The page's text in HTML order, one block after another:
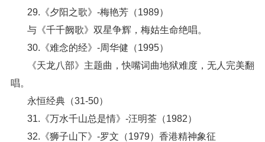
29.《夕阳之歌》-梅艳芳（1989）
与《千千阙歌》双星争辉，梅姑生命绝唱。
30.《难念的经》-周华健（1995）
《天龙八部》主题曲，快嘴词曲地狱难度，无人完美翻
唱。
永恒经典（31-50）
31.《万水千山总是情》-汪明荃（1982）
32.《狮子山下》-罗文（1979）香港精神象征